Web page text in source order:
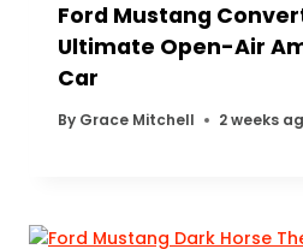
Ford Mustang
Ultimate Open-Air
Car
By Grace Mitchell 2 weeks